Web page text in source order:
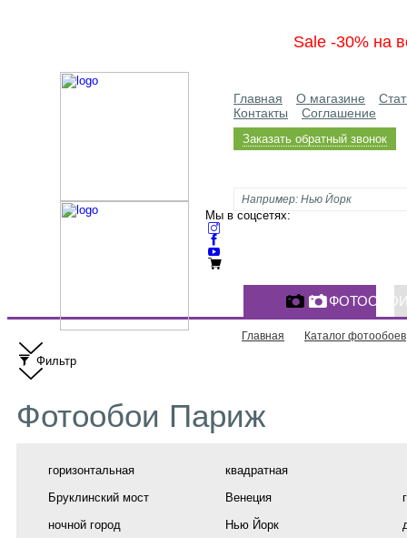
Sale -30% на
Главная О магазине
Контакты
Соглашение
Заказать обратный звонок
Мы в соцсетях:
Главная Каталог фотообоев
Фильтр
Фотообои Париж
горизонтальная
квадратная
Бруклинский мост
Венеция
ночной город
Нью Йорк